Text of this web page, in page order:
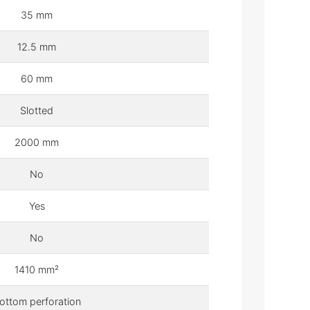
35 mm
12.5 mm
60 mm
Slotted
2000 mm
No
Yes
No
1410 mm²
perforation